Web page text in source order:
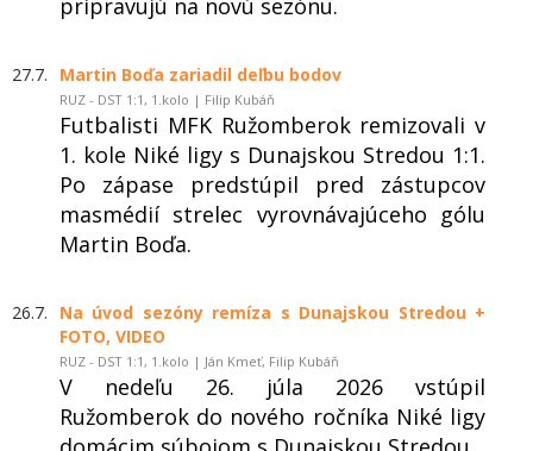
pripravujú na novú sezónu.
27.7. Martin Boďa zariadil deľbu bodov
RUZ - DST 1:1, 1.kolo | Filip Kubáň
Futbalisti MFK Ružomberok remizovali v
1. kole Niké ligy s Dunajskou Stredou 1:1.
Po zápase predstúpil pred zástupcov
masmédií strelec vyrovnávajúceho gólu
Martin Boďa.
26.7.
Na úvod sezóny remíza s Dunajskou Stredou +
FOTO, VIDEO
RUZ - DST 1:1, 1.kolo | Ján Kmeť, Filip Kubáň
V nedeľu 26. júla 2026 vstúpil
Ružomberok do nového ročníka Niké ligy